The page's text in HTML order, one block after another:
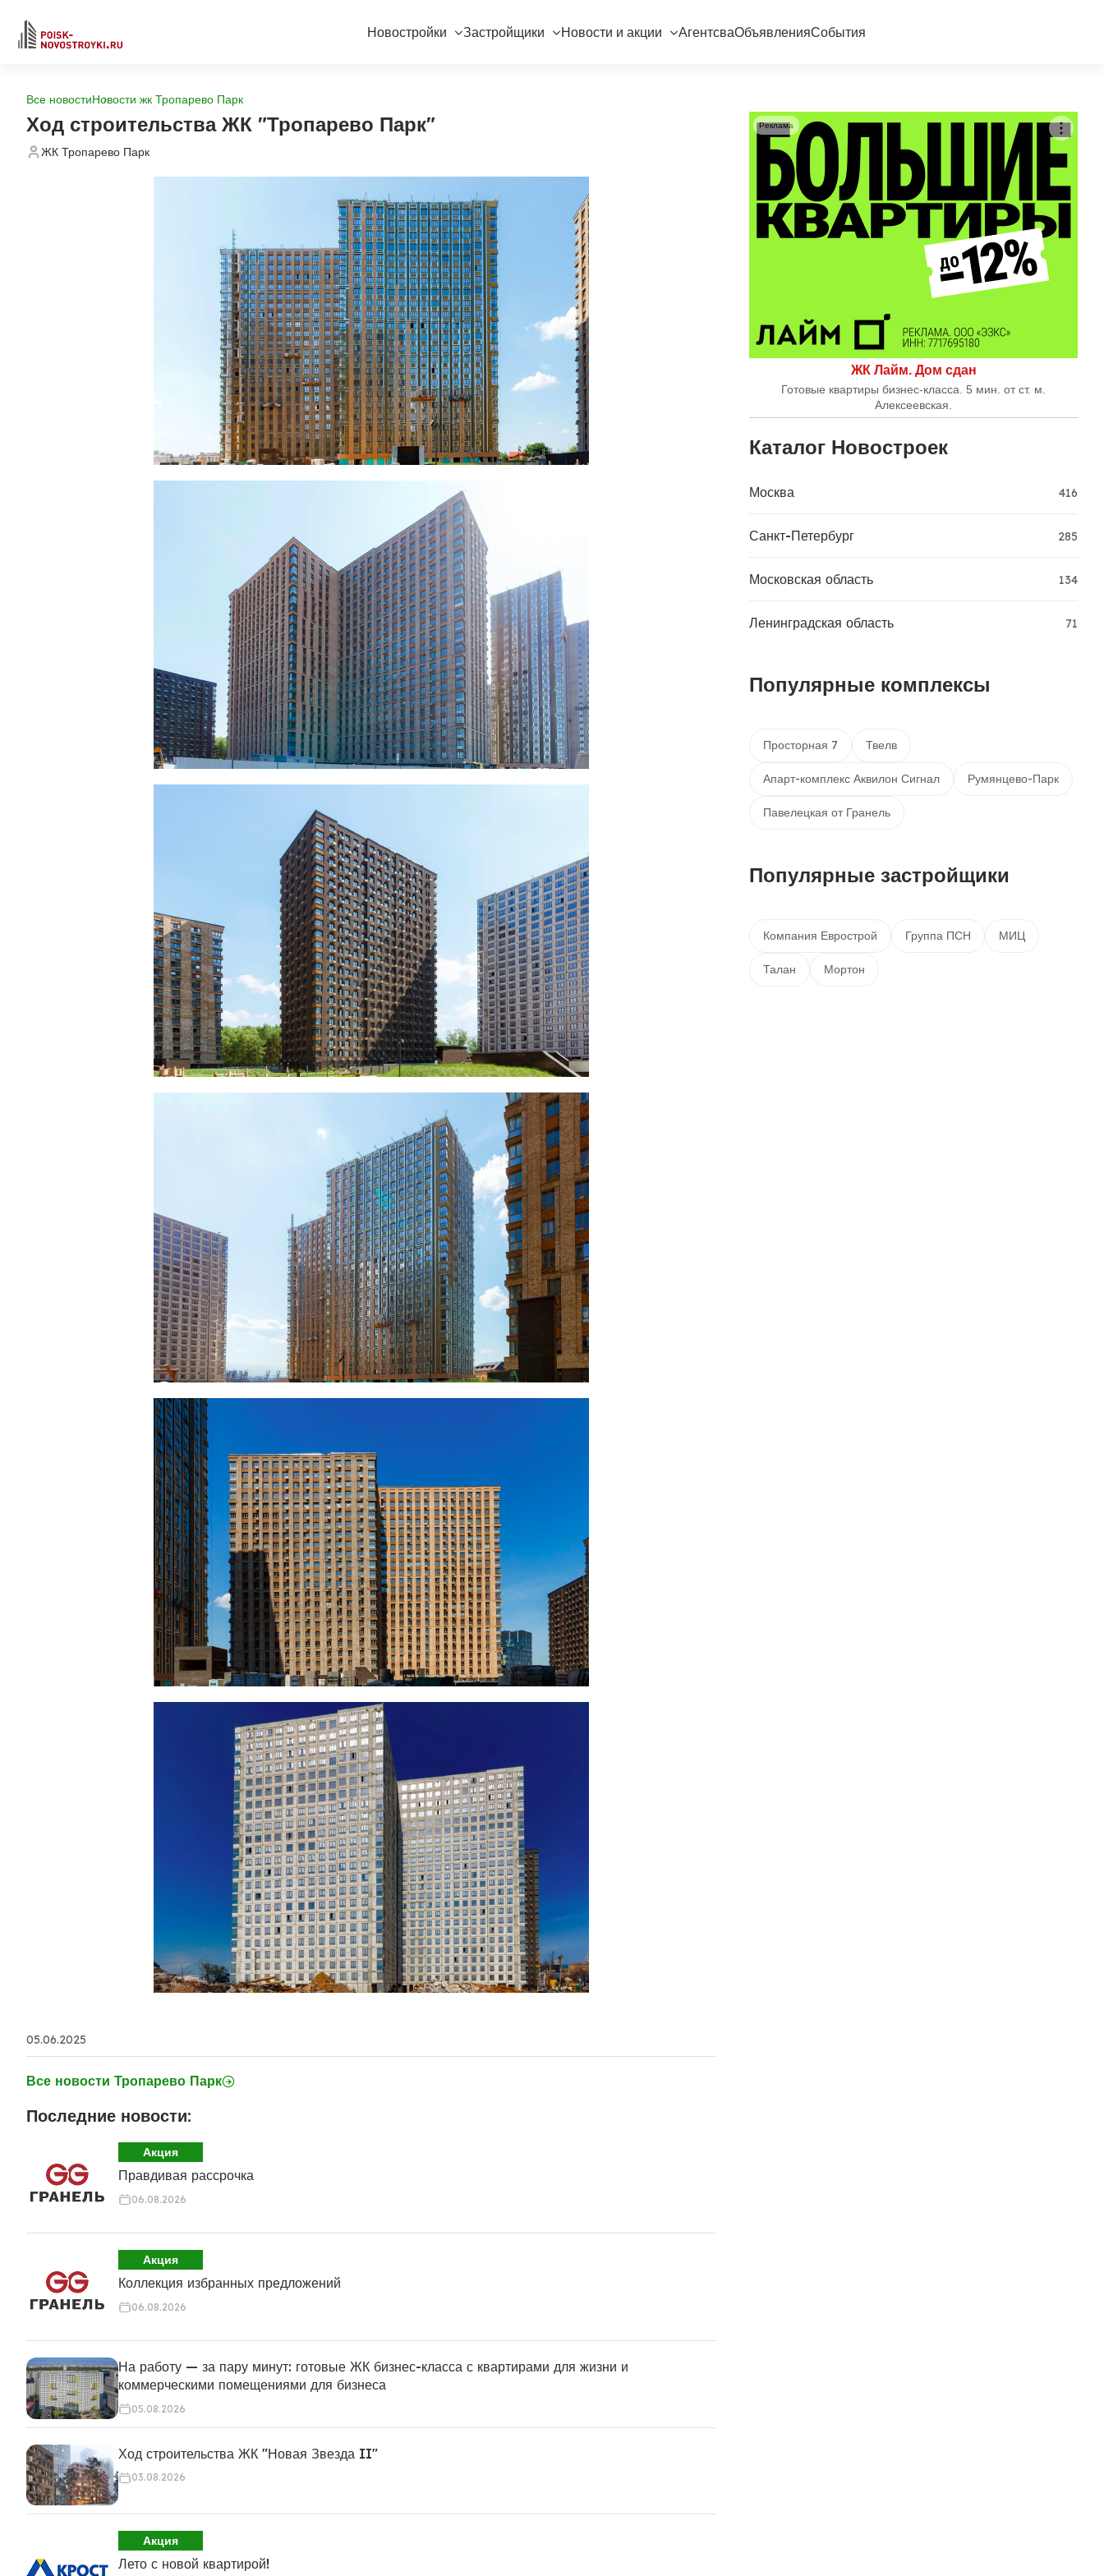
Новостройки Застройщики Новости и акции АгентсваОбъявленияСобытия
Все новостиНовости жк Тропарево Парк
Ход строительства ЖК "Тропарево Парк"
ЖК Тропарево Парк
05.06.2025
Все новости Тропарево Парк
Последние новости:
Акция
Правдивая рассрочка
06.08.2026
Акция
Коллекция избранных предложений
06.08.2026
На работу — за пару минут: готовые ЖК бизнес-класса с квартирами для жизни и
коммерческими помещениями для бизнеса
05.08.2026
Ход строительства ЖК "Новая Звезда II"
03.08.2026
Акция
Лето с новой квартирой!
ЖК Лайм. Дом сдан
Готовые квартиры бизнес-класса. 5 мин. от ст. м.
Алексеевская.
Реклама
Каталог Новостроек
Москва 416
Санкт-Петербург 285
Московская область 134
Ленинградская область 71
Популярные комплексы
Просторная 7 Твелв
Апарт-комплекс Аквилон Сигнал Румянцево-Парк
Павелецкая от Гранель
Популярные застройщики
Компания Еврострой Группа ПСН МИЦ
Талан Мортон